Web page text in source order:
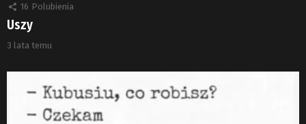
16 Polubienia
Uszy
3 lata temu